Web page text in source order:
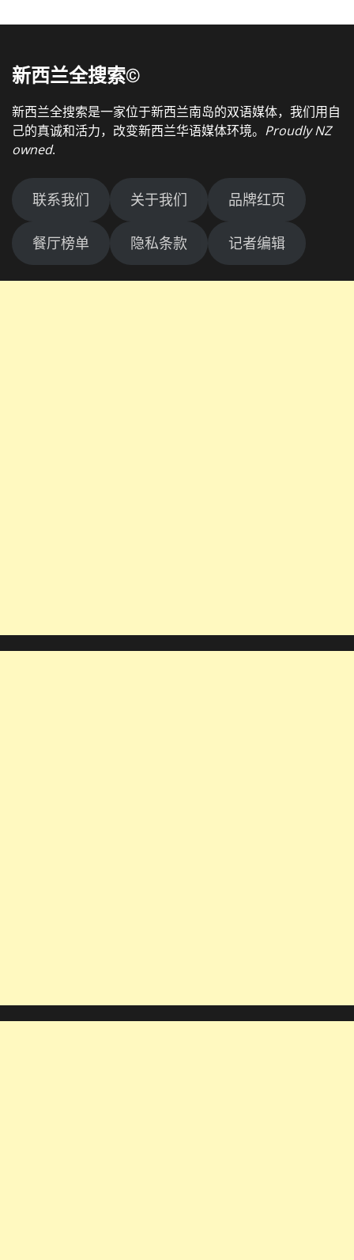
新西兰全搜索©
新西兰全搜索是一家位于新西兰南岛的双语媒体，我们用自
己的真诚和活力，改变新西兰华语媒体环境。 Proudly NZ
owned.
联系我们 关于我们 品牌红页
餐厅榜单 隐私条款 记者编辑